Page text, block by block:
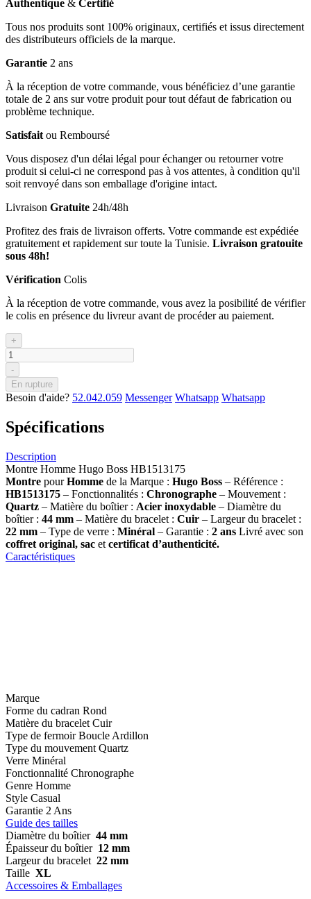
Authentique & Certifié
Tous nos produits sont 100% originaux, certifiés et issus directement
des distributeurs officiels de la marque.
Garantie 2 ans
À la réception de votre commande, vous bénéficiez d’une garantie
totale de 2 ans sur votre produit pour tout défaut de fabrication ou
problème technique.
Satisfait ou Remboursé
Vous disposez d'un délai légal pour échanger ou retourner votre
produit si celui-ci ne correspond pas à vos attentes, à condition qu'il
soit renvoyé dans son emballage d'origine intact.
Livraison Gratuite 24h/48h
Profitez des frais de livraison offerts. Votre commande est expédiée
gratuitement et rapidement sur toute la Tunisie. Livraison gratouite
sous 48h!
Vérification Colis
À la réception de votre commande, vous avez la posibilité de vérifier
le colis en présence du livreur avant de procéder au paiement.
+
-
En rupture
Besoin d'aide? 52.042.059 Messenger Whatsapp Whatsapp
Spécifications
Description
Montre Homme Hugo Boss HB1513175
Montre pourHomme de la Marque : Hugo Boss – Référence :
HB1513175 – Fonctionnalités : Chronographe – Mouvement :
Quartz – Matière du boîtier : Acier inoxydable – Diamètre du
boîtier : 44 mm – Matière du bracelet : Cuir – Largeur du bracelet :
22 mm – Type de verre : Minéral – Garantie : 2 ans Livré avec son
coffret original, sac et certificat d’authenticité.
Caractéristiques
Marque
Forme du cadran Rond
Matière du bracelet Cuir
Type de fermoir Boucle Ardillon
Type du mouvement Quartz
Verre Minéral
Fonctionnalité Chronographe
Genre Homme
Style Casual
Garantie 2 Ans
Guide des tailles
Diamètre du boîtier 44 mm
Épaisseur du boîtier 12 mm
Largeur du bracelet 22 mm
Taille XL
Accessoires & Emballages